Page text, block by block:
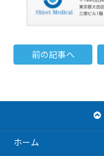
前の記事へ
ホーム